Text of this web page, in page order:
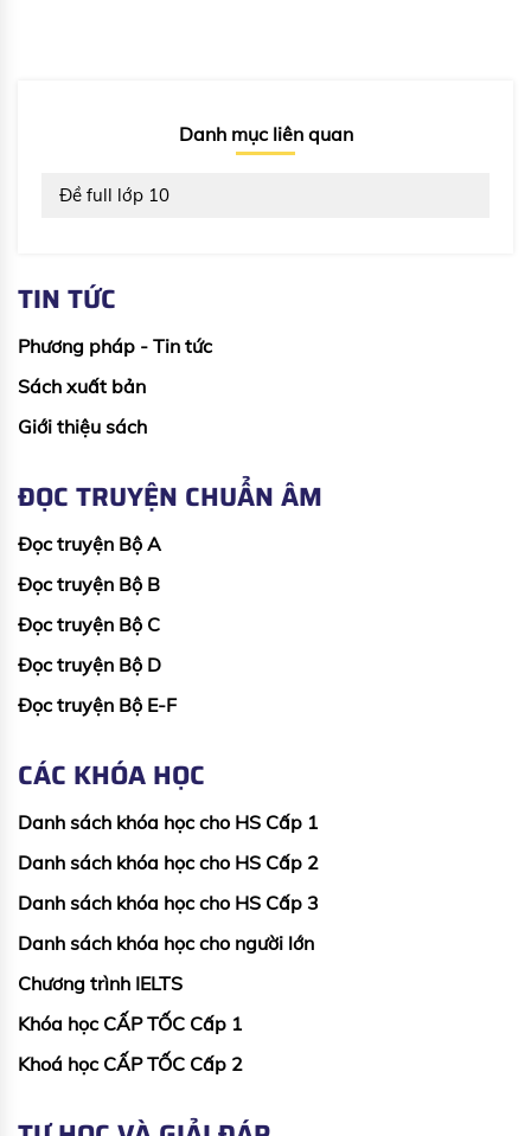
Danh mục liên quan
Đề full lớp 10
TIN TỨC
Phương pháp - Tin tức
Sách xuất bản
Giới thiệu sách
ĐỌC TRUYỆN CHUẨN ÂM
Đọc truyện Bộ A
Đọc truyện Bộ B
Đọc truyện Bộ C
Đọc truyện Bộ D
Đọc truyện Bộ E-F
CÁC KHÓA HỌC
Danh sách khóa học cho HS Cấp 1
Danh sách khóa học cho HS Cấp 2
Danh sách khóa học cho HS Cấp 3
Danh sách khóa học cho người lớn
Chương trình IELTS
Khóa học CẤP TỐC Cấp 1
Khoá học CẤP TỐC Cấp 2